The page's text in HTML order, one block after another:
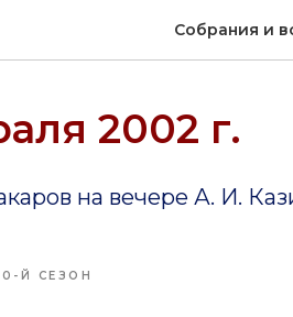
Собрания и
2002 г.
на вечере А. И.
Й СЕЗОН